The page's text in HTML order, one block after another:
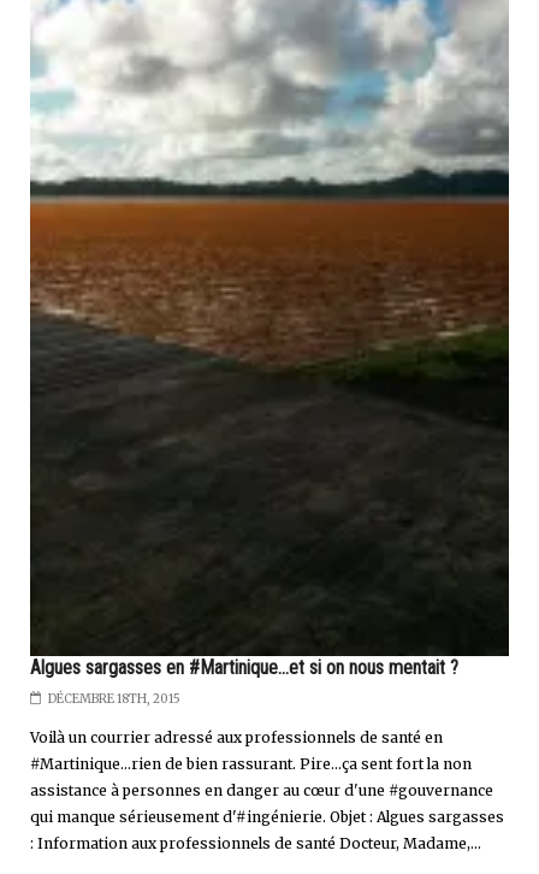
Algues sargasses en #Martinique...et si on nous mentait ?
DÉCEMBRE 18TH, 2015
Voilà un courrier adressé aux professionnels de santé en
#Martinique...rien de bien rassurant. Pire...ça sent fort la non
assistance à personnes en danger au cœur d'une #gouvernance
qui manque sérieusement d'#ingénierie. Objet : Algues sargasses
: Information aux professionnels de santé Docteur, Madame,...